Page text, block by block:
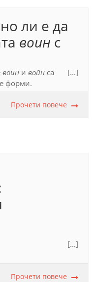
ли е да
воин с
воин и войн са
форми.
(2012), с. 197.
[...]
Прочети повече
(2012), с. 620.
[...]
Прочети повече